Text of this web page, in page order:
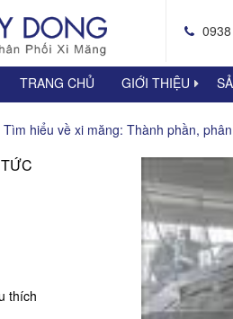
TRANG CHỦ GIỚI THIỆU
Tìm hiểu về xi măng: Thành phần,
thích